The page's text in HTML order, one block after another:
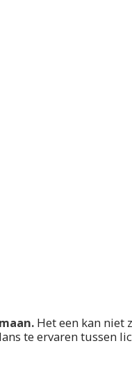
Het een kan niet
te ervaren tussen